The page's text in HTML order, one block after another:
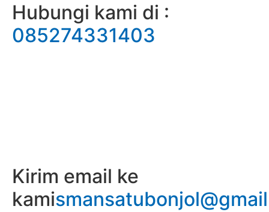
Hubungi kami di :
085274331403
Kirim email ke
kami